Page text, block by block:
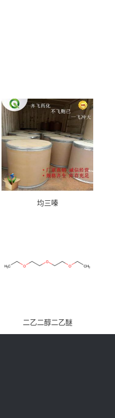
均三嗪
二乙二醇二乙醚